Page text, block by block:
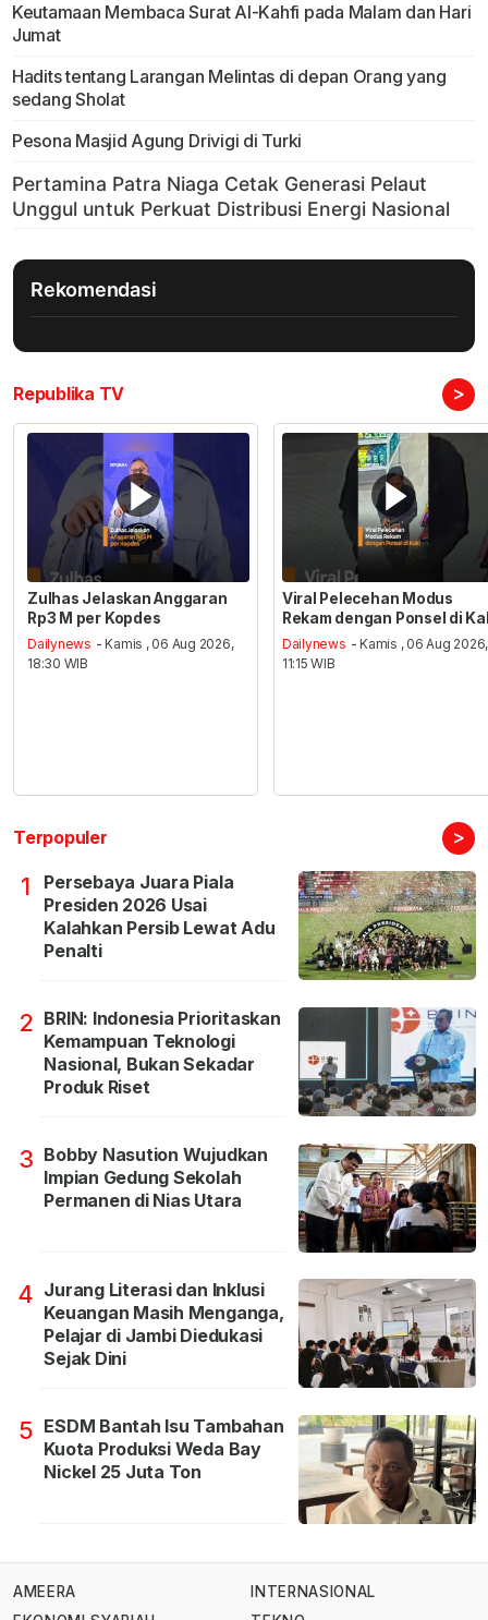
Keutamaan Membaca Surat Al-Kahfi pada Malam dan Hari
Jumat
Hadits tentang Larangan Melintas di depan Orang yang
sedang Sholat
Pesona Masjid Agung Drivigi di Turki
Rekomendasi
Republika TV >
Zulhas Jelaskan Anggaran
Rp3 M per Kopdes
Dailynews - Kamis , 06 Aug 2026,
18:30 WIB
Viral Pelecehan Modus
Rekam dengan Ponsel di
Dailynews - Kamis , 06 Aug 2026,
11:15 WIB
Terpopuler >
1
Persebaya Juara Piala
Presiden 2026 Usai
Kalahkan Persib Lewat Adu
Penalti
2 BRIN: Indonesia Prioritaskan
Kemampuan Teknologi
Nasional, Bukan Sekadar
Produk Riset
3 Bobby Nasution Wujudkan
Impian Gedung Sekolah
Permanen di Nias Utara
4 Jurang Literasi dan Inklusi
Keuangan Masih Menganga,
Pelajar di Jambi Diedukasi
Sejak Dini
5 ESDM Bantah Isu Tambahan
Kuota Produksi Weda Bay
Nickel 25 Juta Ton
AMEERA
INTERNASIONAL